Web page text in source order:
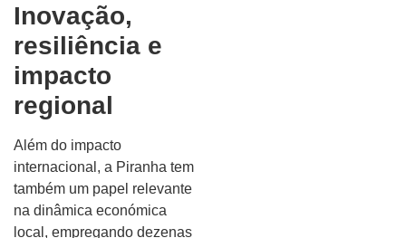
Inovação,
resiliência e
impacto
regional
Além do impacto
internacional, a Piranha tem
também um papel relevante
na dinâmica económica
local, empregando dezenas